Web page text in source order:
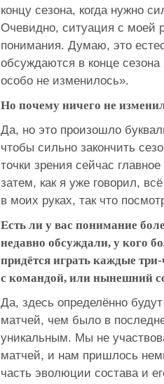
концу сезона, когда нужно
Очевидно, ситуация с моей
понимания. Думаю, это
обсуждаются в конце сезона
особо не изменилось».
Но почему ничего не
Да, но это произошло
чтобы сильно закончить
точки зрения сейчас
затем, как я уже говорил,
в моих руках, так что
Есть ли у вас понимание
недавно обсуждали, у кого
придётся играть каждые
с командой, или нынешний
Да, здесь определённо
матчей, чем было в
уникальным. Мы не
матчей, и нам пришлось
часть эволюции состава и